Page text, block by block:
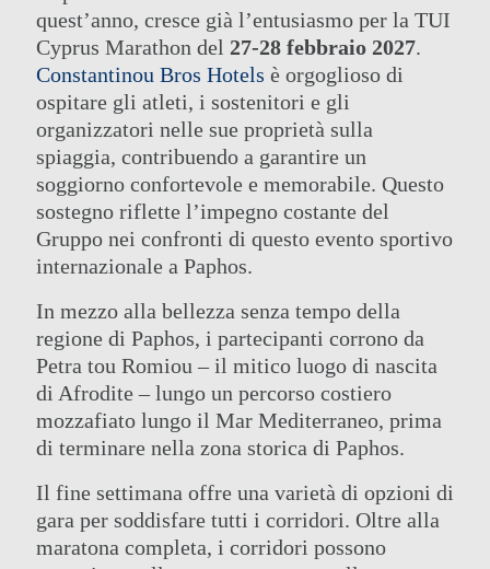
ELISIR SPA
MATRIMONI
ONLINE CHECK-IN
quest’anno, cresce già l’entusiasmo per la TUI
Cyprus Marathon del 27-28 febbraio 2027.
Constantinou Bros Hotels è orgoglioso di
ospitare gli atleti, i sostenitori e gli
organizzatori nelle sue proprietà sulla
spiaggia, contribuendo a garantire un
soggiorno confortevole e memorabile. Questo
sostegno riflette l’impegno costante del
Gruppo nei confronti di questo evento sportivo
internazionale a Paphos.
In mezzo alla bellezza senza tempo della
regione di Paphos, i partecipanti corrono da
Petra tou Romiou – il mitico luogo di nascita
di Afrodite – lungo un percorso costiero
mozzafiato lungo il Mar Mediterraneo, prima
di terminare nella zona storica di Paphos.
Il fine settimana offre una varietà di opzioni di
gara per soddisfare tutti i corridori. Oltre alla
maratona completa, i corridori possono